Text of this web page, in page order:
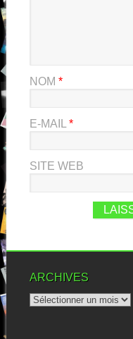
NOM *
E-MAIL *
SITE WEB
ARCHIVES